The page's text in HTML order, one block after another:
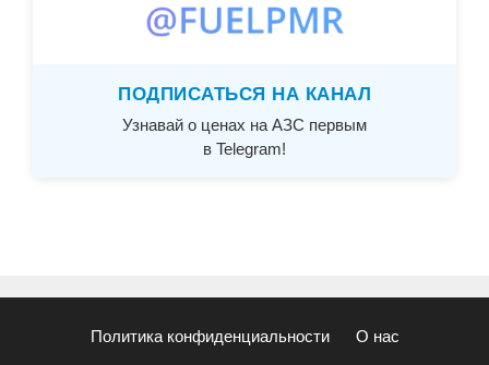
ПОДПИСАТЬСЯ НА КАНАЛ
Узнавай о ценах на АЗС первым
в Telegram!
Политика конфиденциальности О нас